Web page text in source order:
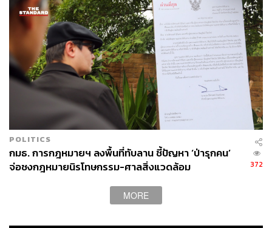
แอมเนสตี้ อินเตอร์เนชั่นแนล
ทวี สอดส่อง
นักโทษการเมือง
Freedom Bridge
POLITICS
กมธ. การกฎหมายฯ ลงพื้นที่ทับลาน ชี้ปัญหา ‘ป่ารุกคน’
จ่อชงกฎหมายนิรโทษกรรม-ศาลสิ่งแวดล้อม
372
MORE